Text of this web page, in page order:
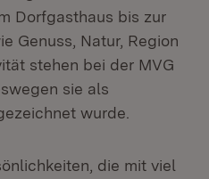
Dorfgasthaus bis zur
Genuss, Natur, Region
stehen bei der MVG
sie als
wurde.
die mit viel